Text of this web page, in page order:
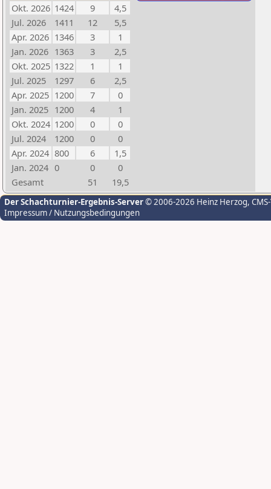
Okt. 2026 1424 9
4,5
Jul. 2026
1411 12
5,5
Apr. 2026 1346 3
1
Jan. 2026 1363 3
2,5
Okt. 2025 1322 1
1
Jul. 2025
1297 6
2,5
Apr. 2025 1200 7
0
Jan. 2025 1200 4
1
Okt. 2024 1200 0
0
Jul. 2024
1200 0
0
Apr. 2024 800 6
1,5
Jan. 2024 0 0
0
Gesamt
51 19,5
Der Schachturnier-Ergebnis-Server© 2006-2026 Heinz Herzog,
Impressum / Nutzungsbedingungen